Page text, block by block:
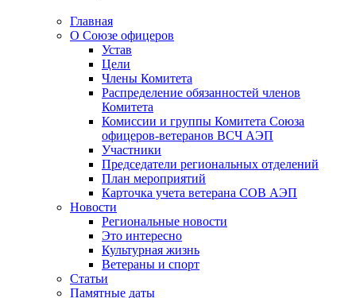
Главная
О Союзе офицеров
Устав
Цели
Члены Комитета
Распределение обязанностей членов
Комитета
Комиссии и группы Комитета Союза
офицеров-ветеранов ВСЧ АЭП
Участники
Председатели региональных отделений
План мероприятий
Карточка учета ветерана CОВ АЭП
Новости
Региональные новости
Это интересно
Культурная жизнь
Ветераны и спорт
Статьи
Памятные даты